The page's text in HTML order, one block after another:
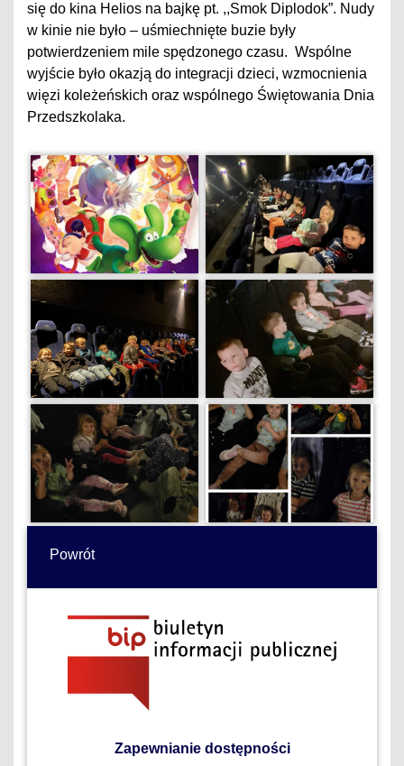
się do kina Helios na bajkę pt. ,,Smok Diplodok”. Nudy
w kinie nie było – uśmiechnięte buzie były
potwierdzeniem mile spędzonego czasu. Wspólne
wyjście było okazją do integracji dzieci, wzmocnienia
więzi koleżeńskich oraz wspólnego Świętowania Dnia
Przedszkolaka.
Powrót
Zapewnianie dostępności